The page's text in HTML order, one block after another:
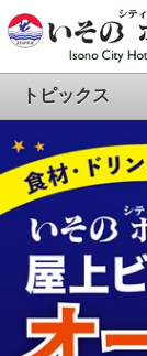
トピックス